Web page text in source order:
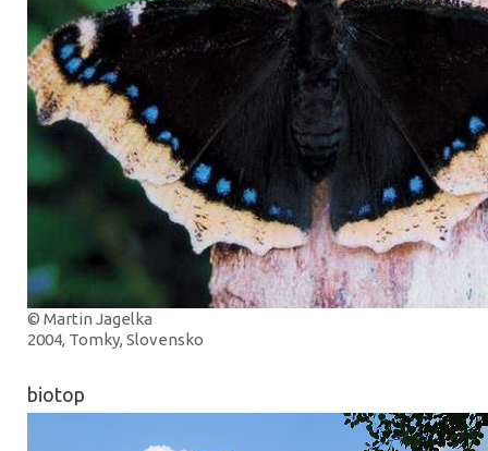
© Martin Jagelka
2004, Tomky, Slovensko
biotop